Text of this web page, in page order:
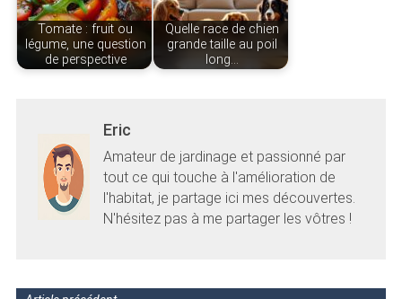
Tomate : fruit ou
légume, une question
de perspective
Quelle race de chien
grande taille au poil
long…
Eric
Amateur de jardinage et passionné par
tout ce qui touche à l'amélioration de
l'habitat, je partage ici mes découvertes.
N'hésitez pas à me partager les vôtres !